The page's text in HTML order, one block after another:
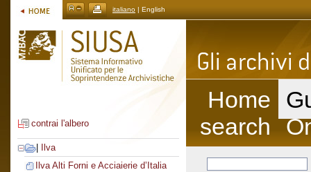
italiano | English
contrai l'albero
Ilva
Ilva Alti Forni e Acciaierie d’Italia
Home
search